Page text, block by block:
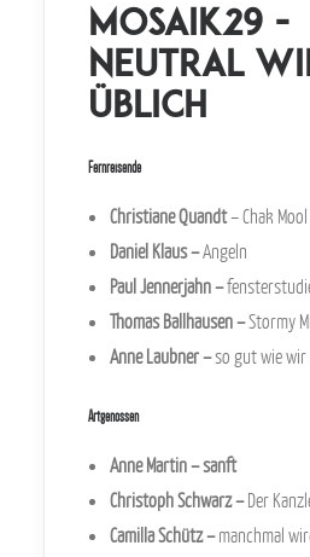
mosaik29 -
neutral
üblich
Fernreisende
Christiane Quandt– Chak Mool
Daniel Klaus–Angeln
Paul Jennerjahn–
Thomas Ballhausen–Stormy
Anne Laubner–so gut wie wir
Artgenossen
Anne Martin–sanft
Christoph Schwarz–Der
Camilla Schütz–manchmal